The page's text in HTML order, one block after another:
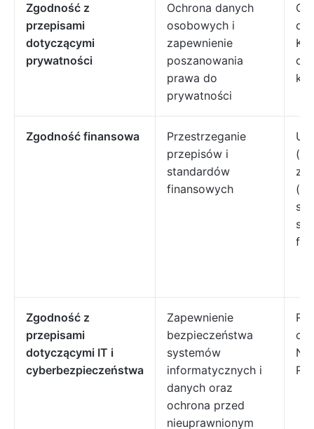
Zgodność z
przepisami
dotyczącymi
prywatności
Ochrona danych
osobowych i
zapewnienie
poszanowania
prawa do
prywatności
Zgodność finansowa
Przestrzeganie
przepisów i
standardów
finansowych
Zgodność z
przepisami
dotyczącymi IT i
cyberbezpieczeństwa
Zapewnienie
bezpieczeństwa
systemów
informatycznych i
danych oraz
ochrona przed
nieuprawnionym